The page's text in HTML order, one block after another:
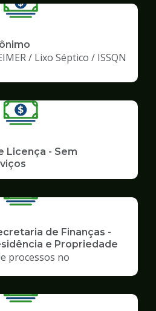
/ Lixo Séptico / ISSQN
Licença - Sem
de Finanças -
e Propriedade
processos no